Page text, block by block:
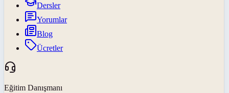
Dersler
Yorumlar
Blog
Ücretler
Eğitim Danışmanı